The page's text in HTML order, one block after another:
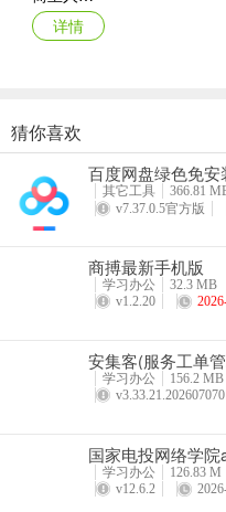
云平台智慧教学系统，辅助教
所需，学我所需。
杜绝校园安全隐患。
4、家校互动
互联网模式的家校互动，传
快捷更准确。
5、教学资源
整合优质的教育资源，提供
简至人人通app官方版使用说明
1、进入应用首页中，可以查看
详情
猜你喜欢
百度网盘绿色免安
其它工具
366.81
v7.37.0.5官方版
商搏最新手机版
学习办公
32.3 MB
v1.2.20
安集客(服务工单
学习办公
156.2 MB
国家电投网络学院
学习办公
126.83 M
v12.6.2